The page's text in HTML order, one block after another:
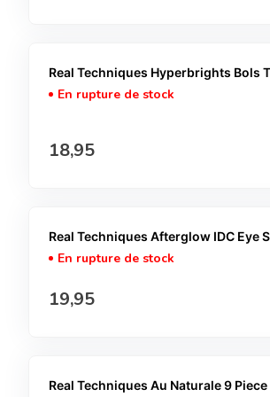
Real Techniques Hyperbrights Bols
En rupture de stock
Prix normal
18,95
Real Techniques Afterglow IDC Eye
En rupture de stock
Prix normal
19,95
Real Techniques Au Naturale 9